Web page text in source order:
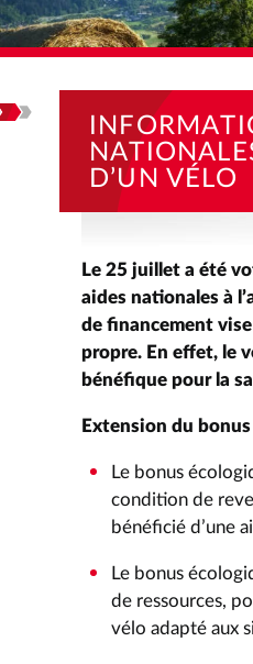
D’UN VÉLO
Le 25 juillet a été
aides nationales à
de financement
propre. En effet, le
bénéfique pour la
Extension du
Le bonus
condition de
bénéficié d’une
Le bonus
de ressources,
vélo adapté aux